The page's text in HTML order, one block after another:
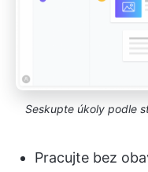
Seskupte úkoly podle
Pracujte bez